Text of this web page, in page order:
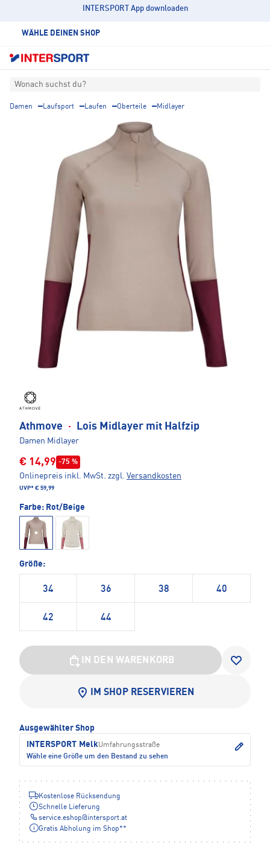
INTERSPORT App downloaden
WÄHLE DEINEN SHOP
Wonach suchst du?
Damen Laufsport Laufen Oberteile Midlayer
Athmove · Lois Midlayer mit Halfzip
Damen Midlayer
€ 14,99 -75 %
Onlinepreis inkl. MwSt. zzgl. Versandkosten
UVP* € 59,99
Farbe: Rot/Beige
Größe:
34 36 38 40
42 44
IN DEN WARENKORB
IM SHOP RESERVIEREN
Ausgewählter Shop
INTERSPORT MelkUmfahrungsstraße
Wähle eine Größe um den Bestand zu sehen
Kostenlose Rücksendung
Schnelle Lieferung
service.eshop@intersport.at
Gratis Abholung im Shop**